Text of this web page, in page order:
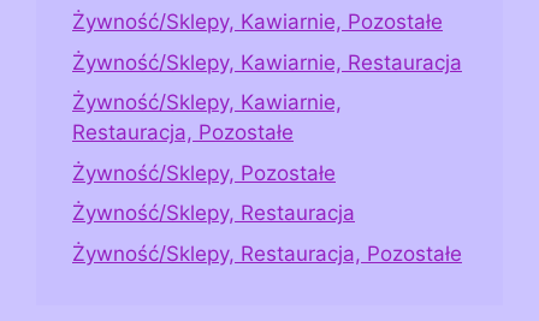
Żywność/Sklepy, Kawiarnie, Pozostałe
Żywność/Sklepy, Kawiarnie, Restauracja
Żywność/Sklepy, Kawiarnie,
Restauracja, Pozostałe
Żywność/Sklepy, Pozostałe
Żywność/Sklepy, Restauracja
Żywność/Sklepy, Restauracja, Pozostałe